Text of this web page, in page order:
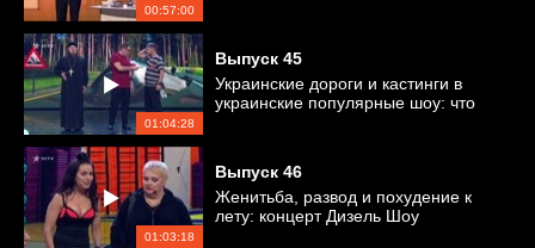
00:57:00
01:04:28
Выпуск 45
Украинские дороги и кастинги в
украинские популярные шоу: что
01:03:18
Выпуск 46
Женитьба, развод и похудение к
лету: концерт Дизель Шоу